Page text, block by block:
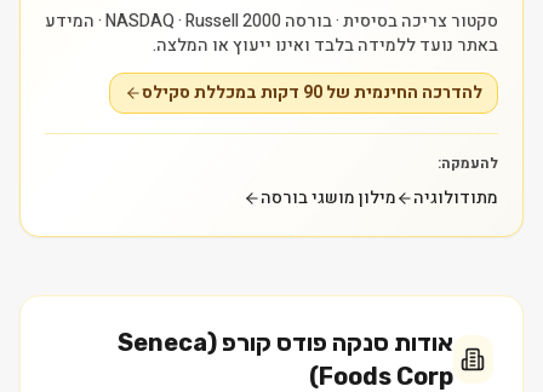
סקטור צריכה בסיסית · בורסה NASDAQ · Russell 2000 · המידע
באתר נועד ללמידה בלבד ואינו ייעוץ או המלצה.
להדרכה החינמית של 90 דקות במכללת סקילס
להעמקה:
מתודולוגיה מילון מושגי בורסה
אודות
סנקה פודס קורפ (Seneca
Foods Corp)